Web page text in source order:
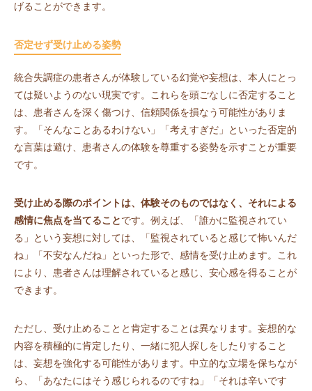
げることができます。
否定せず受け止める姿勢
統合失調症の患者さんが体験している幻覚や妄想は、本人にとっ
ては疑いようのない現実です。これらを頭ごなしに否定すること
は、患者さんを深く傷つけ、信頼関係を損なう可能性がありま
す。「そんなことあるわけない」「考えすぎだ」といった否定的
な言葉は避け、患者さんの体験を尊重する姿勢を示すことが重要
です。
受け止める際のポイントは、体験そのものではなく、それによる
感情に焦点を当てること です。例えば、「誰かに監視されてい
る」という妄想に対しては、「監視されていると感じて怖いんだ
ね」「不安なんだね」といった形で、感情を受け止めます。これ
により、患者さんは理解されていると感じ、安心感を得ることが
できます。
ただし、受け止めることと肯定することは異なります。妄想的な
内容を積極的に肯定したり、一緒に犯人探しをしたりすること
は、妄想を強化する可能性があります。中立的な立場を保ちなが
ら、「あなたにはそう感じられるのですね」「それは辛いです